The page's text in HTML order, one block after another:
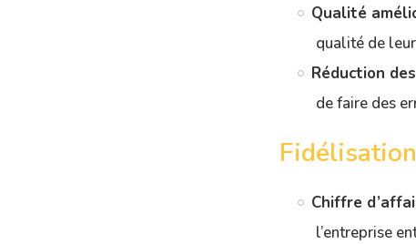
Qualité
qualité de
Réduction
de faire des
Chiffre
l’entreprise